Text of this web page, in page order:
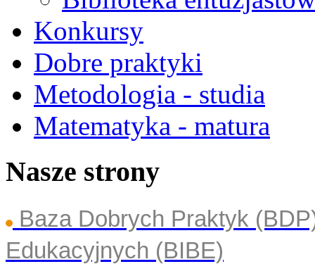
Konkursy
Dobre praktyki
Metodologia - studia
Matematyka - matura
Nasze strony
Baza Dobrych Praktyk
Edukacyjnych (BIBE)